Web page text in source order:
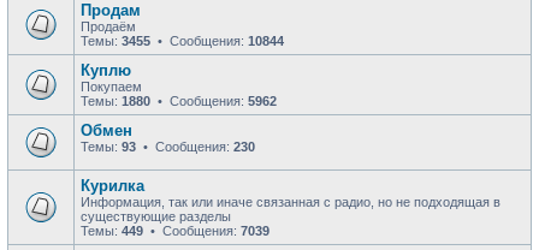
Продам
Продаём
Темы: 3455 • Сообщения: 10844
Куплю
Покупаем
Темы: 1880 • Сообщения: 5962
Обмен
Темы: 93 • Сообщения: 230
Курилка
Информация, так или иначе связанная с радио, но не подходящая в
существующие разделы
Темы: 449 • Сообщения: 7039